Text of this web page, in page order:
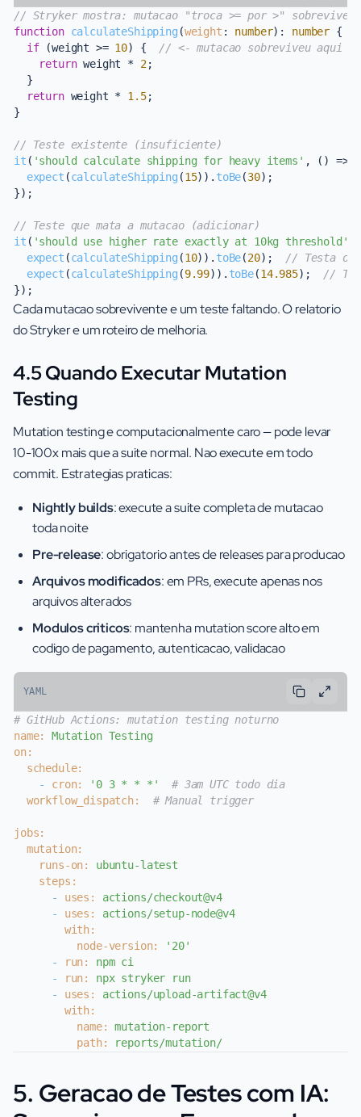
// Stryker mostra: mutacao "troca >= por >"
function calculateShipping (weight : number): number {
if (weight >= 10) {
// <- mutacao sobreviveu aqui
return weight * 2;
  }
return weight * 1.5;
}
// Teste existente (insuficiente)
it ( 'should calculate shipping for heavy items' , () =>
expect (calculateShipping (15)). toBe(30);
});
// Teste que mata a mutacao (adicionar)
it ( 'should use higher rate exactly at 10kg threshold'
expect (calculateShipping (10)). toBe(20);
// Testa o
expect (calculateShipping (9.99)). toBe(14.985);
//
Cada mutacao sobrevivente e um teste faltando. O relatorio
do Stryker e um roteiro de melhoria.
4.5 Quando Executar Mutation
Testing
Mutation testing e computacionalmente caro — pode levar
10-100x mais que a suite normal. Nao execute em todo
commit. Estrategias praticas:
Nightly builds: execute a suite completa de mutacao
toda noite
Pre-release: obrigatorio antes de releases para producao
Arquivos modificados: em PRs, execute apenas nos
arquivos alterados
Modulos criticos: mantenha mutation score alto em
codigo de pagamento, autenticacao, validacao
YAML
# GitHub Actions: mutation testing noturno
name:
Mutation Testing
on:
schedule:
-
cron: '0 3 * * *'
# 3am UTC todo dia
workflow_dispatch:
# Manual trigger
jobs:
mutation:
runs-on:
ubuntu-latest
steps:
-
uses:
actions/checkout@v4
-
uses:
actions/setup-node@v4
with:
node-version:
'20'
-
run: npm ci
-
run: npx stryker
run
-
uses:
actions/upload-artifact@v4
with:
name:
mutation-report
path:
reports/mutation/
5. Geracao de Testes com IA: